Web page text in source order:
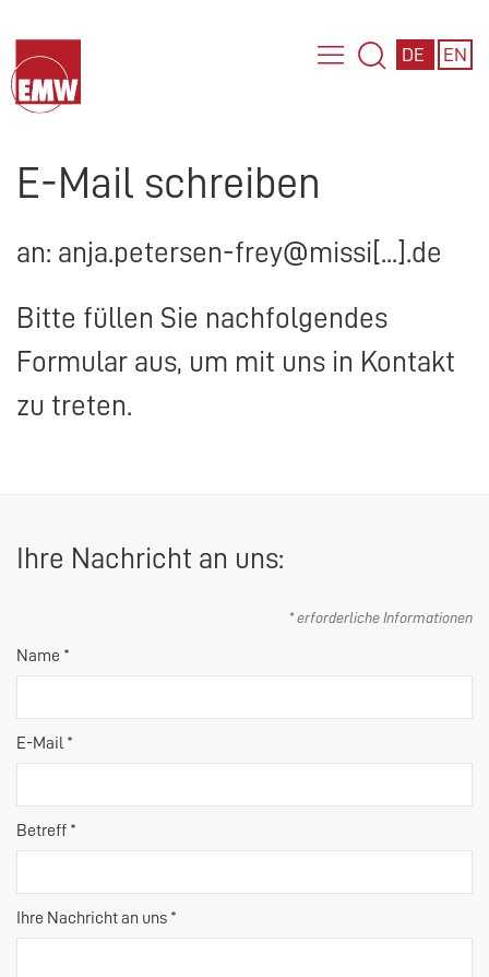
DE EN
E-Mail schreiben
an: anja.petersen-frey@missi[...].de
Bitte füllen Sie nachfolgendes
Formular aus, um mit uns in Kontakt
zu treten.
Ihre Nachricht an uns:
* erforderliche Informationen
Name *
E-Mail *
Betreff *
Ihre Nachricht an uns *